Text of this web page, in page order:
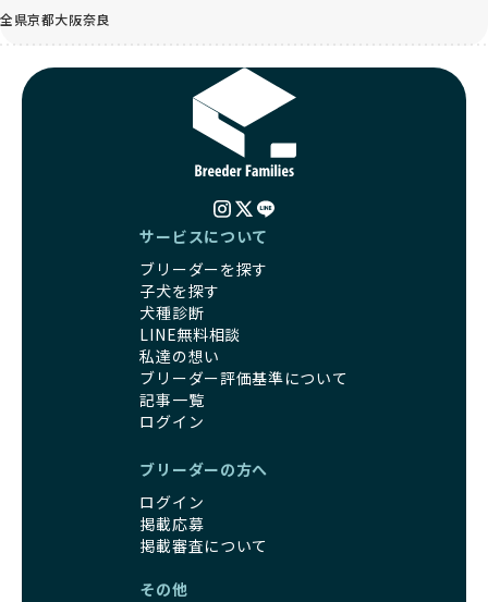
全県京都大阪奈良
サービスについて
ブリーダーを探す
子犬を探す
犬種診断
LINE無料相談
私達の想い
ブリーダー評価基準について
記事一覧
ログイン
ブリーダーの方へ
ログイン
掲載応募
掲載審査について
その他